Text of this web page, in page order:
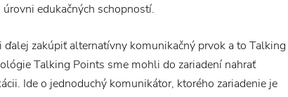
edukačných schopností.
zakúpiť alternatívny komunikačný prvok a to Talking
Talking Points sme mohli do zariadení nahrať
Ide o jednoduchý komunikátor, ktorého zariadenie je